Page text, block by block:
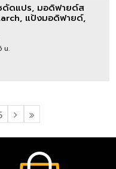
ดัดแปร, มอดิฟายด์ส
แป้งมอดิฟายด์,
น.